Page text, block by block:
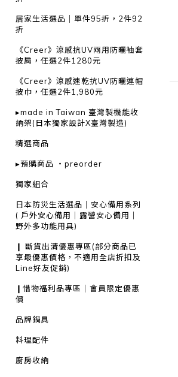
居家生活選品｜單件95折，2件92
折
《Creer》涼感抗UV兩用防曬袖套
披肩，任選2件1280元
《Creer》涼感速乾抗UV防曬連帽
披巾，任選2件1,980元
▸made in Taiwan 臺灣製機能收
納架(日本獨家設計X臺灣製造)
精選商品
▸預購商品 ・preorder
獨家組合
日本防災生活選品｜安心備用系列
( 戶外安心備用｜露營安心備用｜
野外多功能用具)
❙ 斷貨出清優惠專區(部分商品已
享最優惠價格，不適用全店折扣及
Line好友促銷)
❙惜物福利品專區｜會員限定優惠
價
品牌鍋具
料理配件
廚房收納